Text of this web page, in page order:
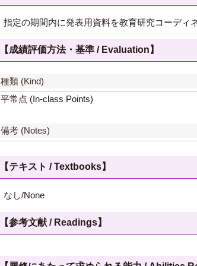
指定の期間内に発表用資料を教育研究コーディ
【成績評価方法・基準 / Evaluation】
種類 (Kind)
平常点 (In-class Points)
備考 (Notes)
【テキスト / Textbooks】
なし/None
【参考文献 / Readings】